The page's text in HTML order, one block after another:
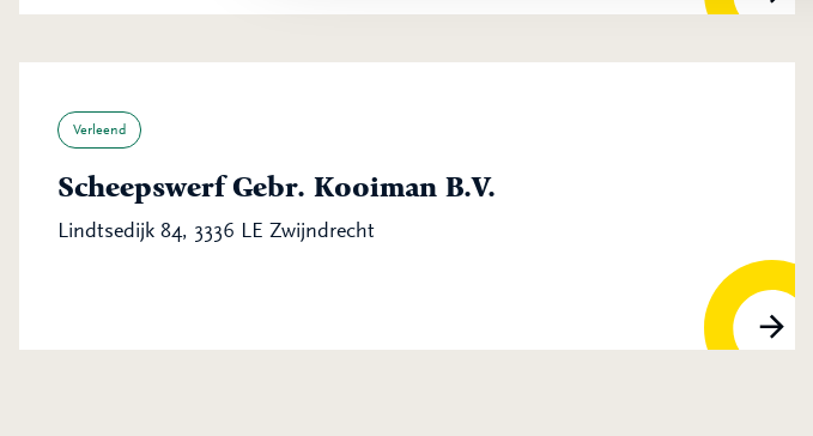
Verleend
Scheepswerf Gebr. Kooiman B.V.
Lindtsedijk 84, 3336 LE Zwijndrecht